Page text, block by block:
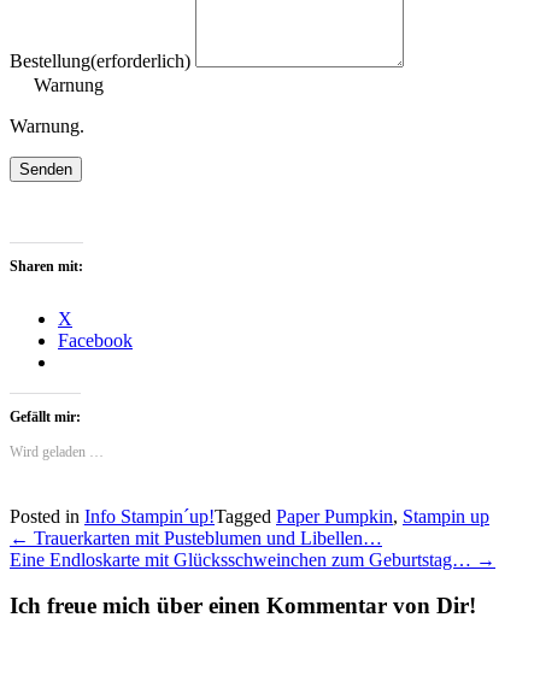
Bestellung(erforderlich)
Warnung
Warnung.
Senden
Sharen mit:
X
Facebook
Gefällt mir:
Wird geladen …
Posted in Info Stampin´up!Tagged Paper Pumpkin, Stampin up
Post
navigation
← Trauerkarten mit Pusteblumen und Libellen…
Eine Endloskarte mit Glücksschweinchen zum Geburtstag… →
Ich freue mich über einen Kommentar von Dir!